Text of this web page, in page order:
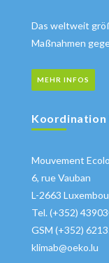
Das weltweit
Maßnahmen
MEHR INFOS
Koordination
Mouvement
6, rue Vauban
L-2663
Tel. (+352)
GSM (+352)
klimab@oeko.lu